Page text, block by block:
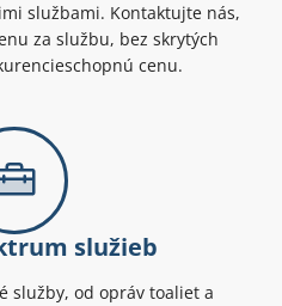
službami. Kontaktujte nás,
za službu, bez skrytých
cenu.
služieb
služby, od opráv toaliet a